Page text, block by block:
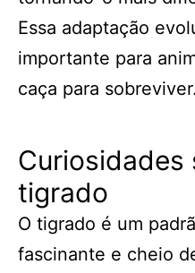
Essa adaptação
importante para
caça para sobreviver.
Curiosidades
tigrado
O tigrado é um
fascinante e cheio